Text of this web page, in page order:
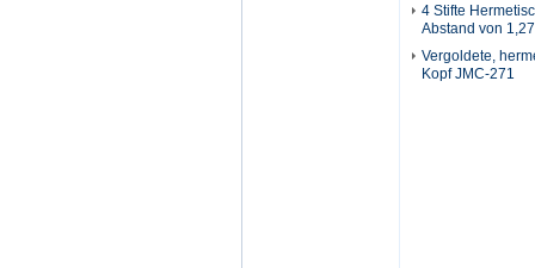
4 Stifte
Abstand von
Vergoldete,
Kopf JMC-271